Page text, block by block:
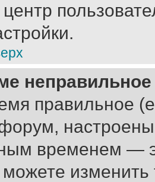
правильное
настроены
временем —
изменить